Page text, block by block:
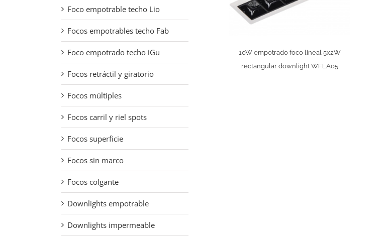
WFLA05
10W empotrado foco lineal 5x2W
rectangular downlight WFLA05
Foco empotrable techo Lio
Focos empotrables techo Fab
Foco empotrado techo iGu
Focos retráctil y giratorio
Focos múltiples
Focos carril y riel spots
Focos superficie
Focos sin marco
Focos colgante
Downlights empotrable
Downlights impermeable